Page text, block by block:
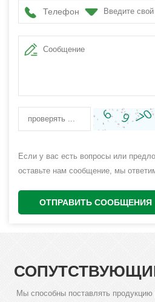
Телефон
Если у вас есть вопросы или
оставьте нам сообщение, мы
ОТПРАВИТЬ СООБЩЕНИЯ
Мы способны поставлять